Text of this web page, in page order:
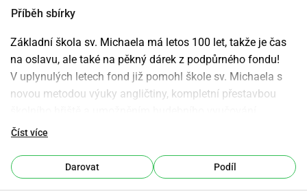
Příběh sbírky
Základní škola sv. Michaela má letos 100 let, takže je čas
na oslavu, ale také na pěkný dárek z podpůrného fondu!
V uplynulých letech fond již pomohl škole sv. Michaela s
novou metodou výuky angličtiny, kompletní přestavbou
prostřednictvím souboru nástrojů.
Cíl 1 - keramická pec
Číst více
Darovat Podíl